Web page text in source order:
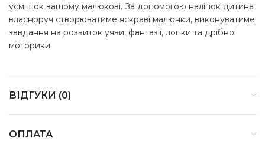
усмішок вашому малюкові. За допомогою наліпок дитина
власноруч створюватиме яскраві малюнки, виконуватиме
завдання на розвиток уяви, фантазії, логіки та дрібної
моторики.
ВІДГУКИ (0)
ОПЛАТА